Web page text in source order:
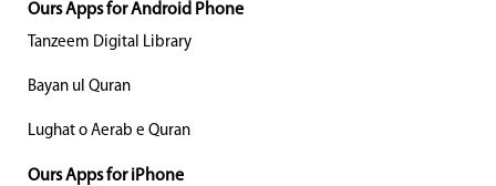
Ours Apps for Android Phone
Tanzeem Digital Library
Bayan ul Quran
Lughat o Aerab e Quran
Ours Apps for iPhone